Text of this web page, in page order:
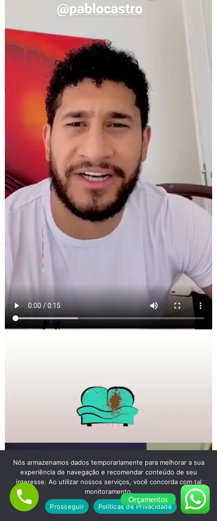
Orçamentos
Nós armazenamos dados temporariamente para melhorar a sua
experiência de navegação e recomendar conteúdo de seu
interesse. Ao utilizar nossos serviços, você concorda com tal
monitoramento.
Prosseguir
Políticas de Privacidade